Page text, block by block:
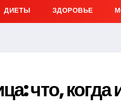
ДИЕТЫ ЗДОРОВЬЕ
что, когда